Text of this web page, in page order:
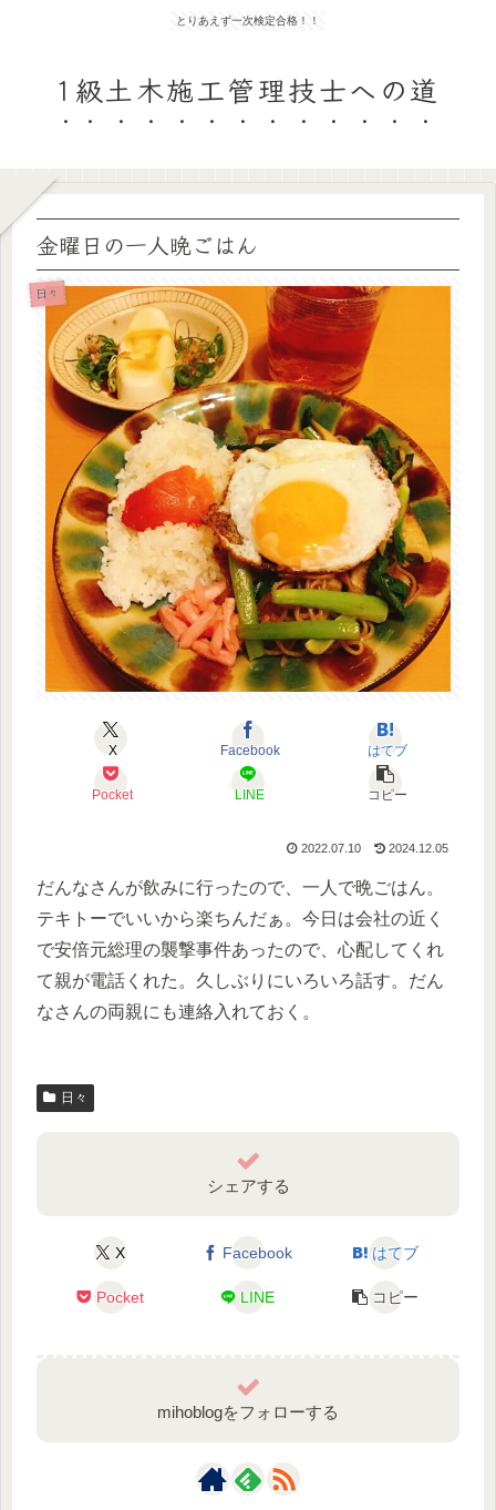
とりあえず一次検定合格！！
1級土木施工管理技士への道
金曜日の一人晩ごはん
日々
X Facebook はてブ
Pocket LINE コピー
2022.07.10 2024.12.05
だんなさんが飲みに行ったので、一人で晩ごはん。
テキトーでいいから楽ちんだぁ。今日は会社の近く
で安倍元総理の襲撃事件あったので、心配してくれ
て親が電話くれた。久しぶりにいろいろ話す。だん
なさんの両親にも連絡入れておく。
日々
シェアする
X Facebook はてブ
Pocket LINE コピー
mihoblogをフォローする